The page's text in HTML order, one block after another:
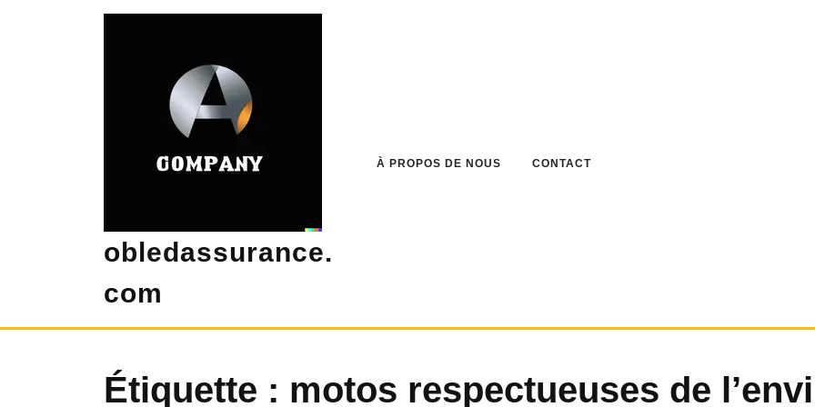
obledassurance.
com
À PROPOS DE NOUS CONTACT
Étiquette : motos respectueuses de